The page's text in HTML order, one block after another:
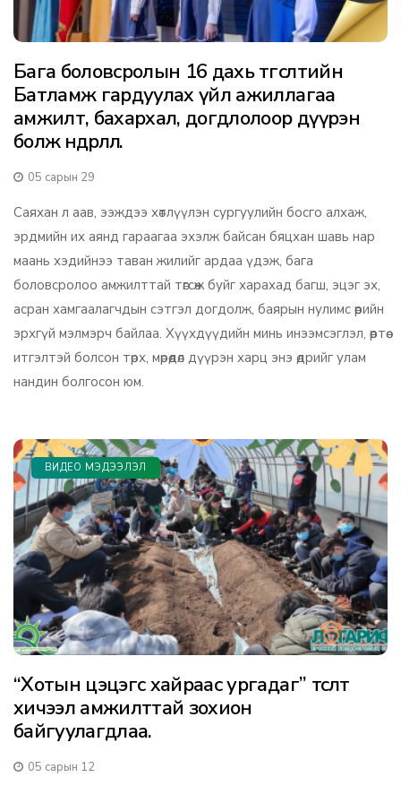
Бага боловсролын 16 дахь төгсөлтийн
Батламж гардуулах үйл ажиллагаа
амжилт, бахархал, догдлолоор дүүрэн
болж өндөрлөлөө.
05 сарын 29
Саяхан л аав, ээждээ хөтлүүлэн сургуулийн босго алхаж,
эрдмийн их аянд гараагаа эхэлж байсан бяцхан шавь нар
маань хэдийнээ таван жилийг ардаа үдэж, бага
боловсролоо амжилттай төгсөж буйг харахад багш, эцэг эх,
асран хамгаалагчдын сэтгэл догдолж, баярын нулимс өөрийн
эрхгүй мэлмэрч байлаа. Хүүхдүүдийн минь инээмсэглэл, өөртөө
итгэлтэй болсон төрх, мөрөөдөл дүүрэн харц энэ өдрийг улам
нандин болгосон юм.
ВИДЕО МЭДЭЭЛЭЛ
“Хотын цэцэгс хайраас ургадаг” төсөлт
хичээл амжилттай зохион
байгуулагдлаа.
05 сарын 12